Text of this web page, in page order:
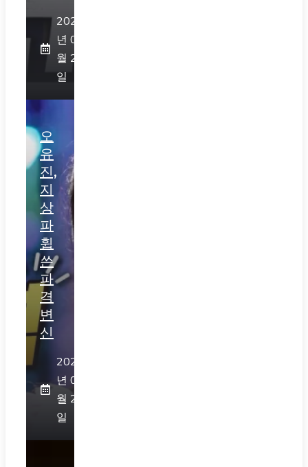
2026
년 07
월 29
일
오
유
진,
지
상
파
휩
쓴
파
격
변
신
2026
년 07
월 28
일